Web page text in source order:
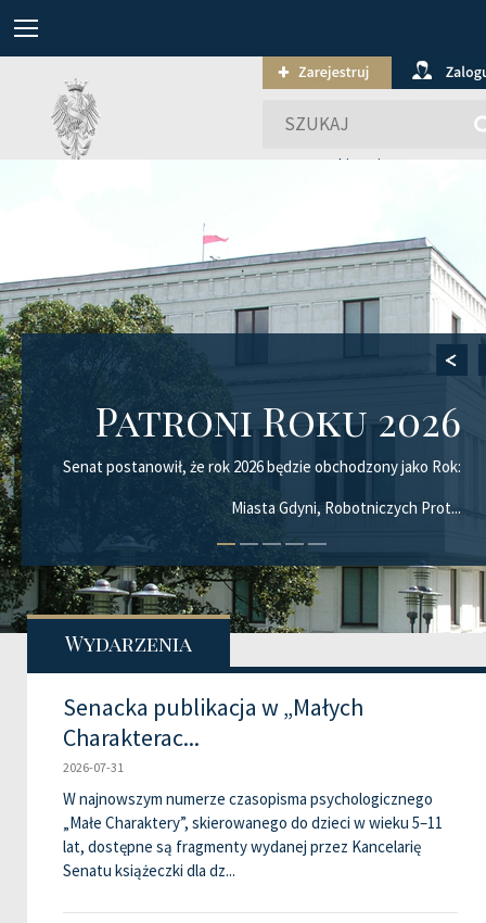
wyszukiwanie
Patroni Roku 2026
Senat postanowił, że rok 2026 będzie obchodzony jako Rok:
Miasta Gdyni, Robotniczych Prot...
Wydarzenia
Senacka publikacja w „Małych
Charakterac...
2026-07-31
W najnowszym numerze czasopisma psychologicznego
„Małe Charaktery”, skierowanego do dzieci w wieku 5–11
lat, dostępne są fragmenty wydanej przez Kancelarię
Senatu książeczki dla dz...